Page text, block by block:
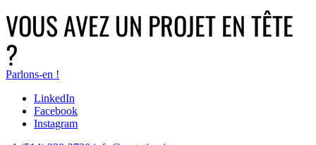
VOUS AVEZ UN PROJET EN TÊTE
?
Parlons-en !
LinkedIn
Facebook
Instagram